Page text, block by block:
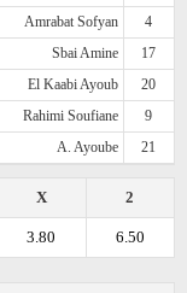
Amrabat Sofyan
4
Sbai Amine
17
El Kaabi Ayoub
20
Rahimi Soufiane
9
A. Ayoube 21
2
X
6.50
3.80